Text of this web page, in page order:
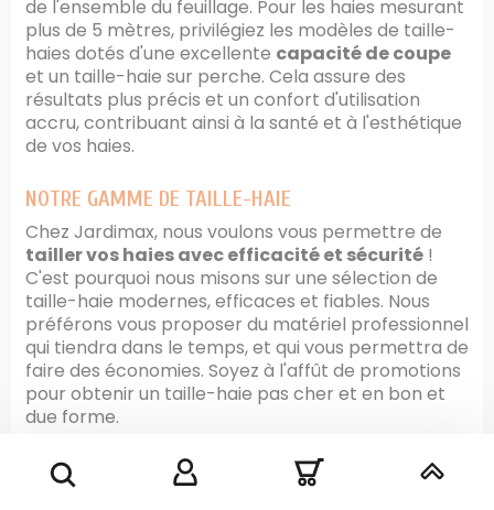
de l'ensemble du feuillage. Pour les haies mesurant
plus de 5 mètres, privilégiez les modèles de taille-
haies dotés d'une excellente capacité de coupe
et un taille-haie sur perche. Cela assure des
résultats plus précis et un confort d'utilisation
accru, contribuant ainsi à la santé et à l'esthétique
de vos haies.
NOTRE GAMME DE TAILLE-HAIE
Chez Jardimax, nous voulons vous permettre de
tailler vos haies avec efficacité et sécurité!
C'est pourquoi nous misons sur une sélection de
taille-haie modernes, efficaces et fiables. Nous
préférons vous proposer du matériel professionnel
qui tiendra dans le temps, et qui vous permettra de
faire des économies. Soyez à l'affût de promotions
pour obtenir un taille-haie pas cher et en bon et
due forme.
internationalement connues :
Echo Husqvarna
Gardena
Oleo-Mac EGO,